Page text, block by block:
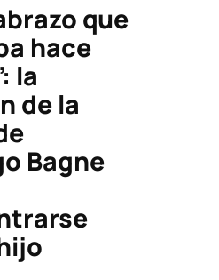
que
hace
la
de la
Bagne